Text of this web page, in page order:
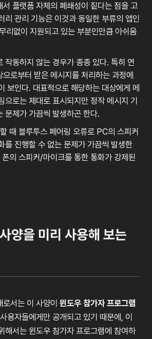
서 플랫폼 자체의 폐쇄성이 짙다는 점을 고
리 관리 기능은 이것과 동일한 부류의 앱인
리없이 지원되고 있는 부분인만큼 아쉬움
작동하지 않는 경우가 종종 있다. 특히 연
으로부터 받은 메시지를 처리하는 과정에
보인다. 대표적으로 해당하는 대상에게 메
으로는 제대로 표시되지만 정작 메시지 기
문제가 가끔씩 발생하곤 한다.
때 블루투스 페어링 오류로 PC의 스피커
를 진행할 수 없는 문제가 가끔씩 발생한
폰의 스피커 /마이크를 통한 통화가 강제된
사양을 미리 사용해 보는
로서는 이 사양이 윈도우 참가자 프로그램
사용자들에게만 공개되고 있기 때문에 , 이
해서는 윈도우 참가자 프로그램에 참여하